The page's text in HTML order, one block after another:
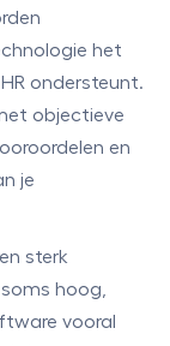
het
ondersteunt.
objectieve
en
je
sterk
hoog,
vooral